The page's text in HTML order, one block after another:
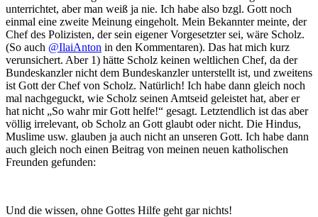
unterrichtet, aber man weiß ja nie. Ich habe also bzgl. Gott noch
einmal eine zweite Meinung eingeholt. Mein Bekannter meinte, der
Chef des Polizisten, der sein eigener Vorgesetzter sei, wäre Scholz.
(So auch @IlaiAnton in den Kommentaren). Das hat mich kurz
verunsichert. Aber 1) hätte Scholz keinen weltlichen Chef, da der
Bundeskanzler nicht dem Bundeskanzler unterstellt ist, und zweitens
ist Gott der Chef von Scholz. Natürlich! Ich habe dann gleich noch
mal nachgeguckt, wie Scholz seinen Amtseid geleistet hat, aber er
hat nicht „So wahr mir Gott helfe!“ gesagt. Letztendlich ist das aber
völlig irrelevant, ob Scholz an Gott glaubt oder nicht. Die Hindus,
Muslime usw. glauben ja auch nicht an unseren Gott. Ich habe dann
auch gleich noch einen Beitrag von meinen neuen katholischen
Freunden gefunden:
Und die wissen, ohne Gottes Hilfe geht gar nichts!